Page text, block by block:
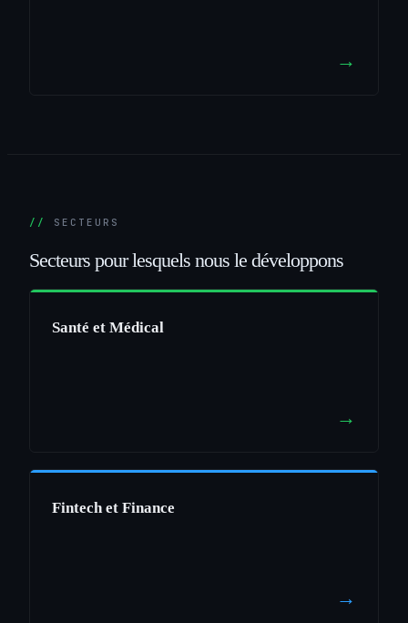
→
SECTEURS
Secteurs pour lesquels nous le développons
Santé et Médical
→
Fintech et Finance
→